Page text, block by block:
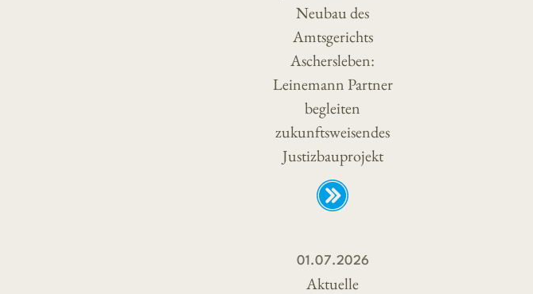
Neubau des
Amtsgerichts
Aschersleben:
Leinemann Partner
begleiten
zukunftsweisendes
Justizbauprojekt
01.07.2026
Aktuelle